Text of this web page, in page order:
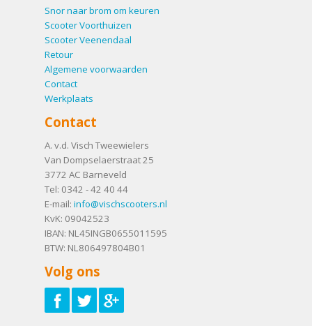
Snor naar brom om keuren
Scooter Voorthuizen
Scooter Veenendaal
Retour
Algemene voorwaarden
Contact
Werkplaats
Contact
A. v.d. Visch Tweewielers
Van Dompselaerstraat 25
3772 AC Barneveld
Tel: 0342 - 42 40 44
E-mail: info@vischscooters.nl
KvK: 09042523
IBAN: NL45INGB0655011595
BTW: NL806497804B01
Volg ons